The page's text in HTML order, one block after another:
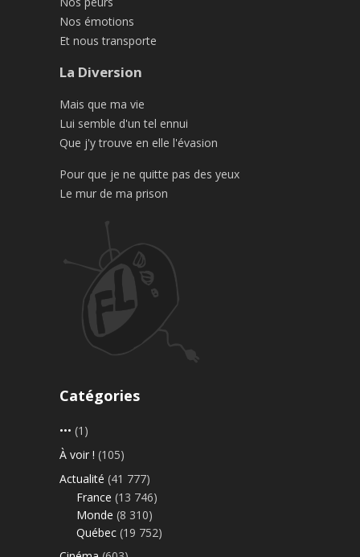
Nos émotions
Et nous transporte
La Diversion
Mais que ma vie
Lui semble d'un tel ennui
Que j'y trouve en elle l'évasion
Pour que je ne quitte pas des yeux
Le mur de ma prison
Catégories
••• (1)
À voir ! (105)
Actualité (41 777)
France (13 746)
Monde (8 310)
Québec (19 752)